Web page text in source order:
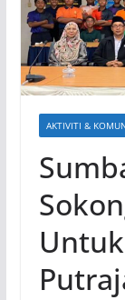
AKTIVITI &